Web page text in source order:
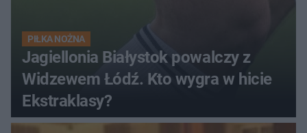
PIŁKA NOŻNA
Jagiellonia Białystok powalczy z
Widzewem Łódź. Kto wygra w hicie
Ekstraklasy?